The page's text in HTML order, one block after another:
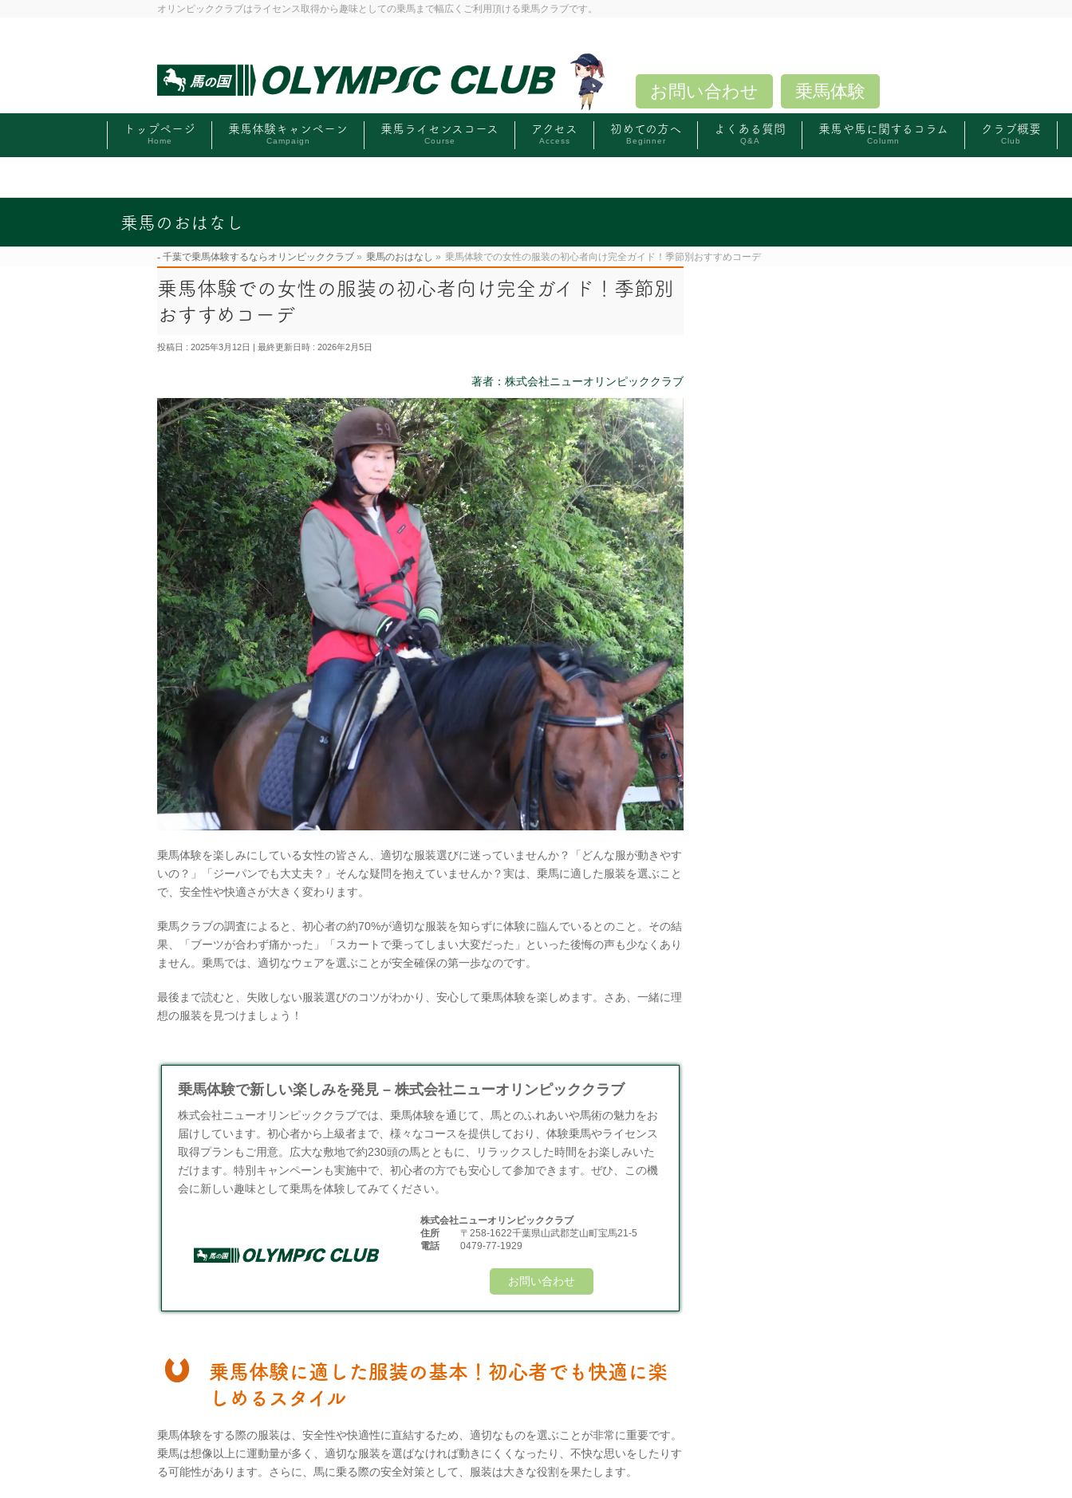
オリンピッククラブはライセンス取得から趣味としての乗馬まで幅広くご利用頂ける乗馬クラブです。
乗馬体験
お問い合わせ
トップページ
Home
乗馬体験キャンペーン
Campaign
乗馬ライセンスコース
Course
アクセス
Access
初めての方へ
Beginner
よくある質問
Q&A
乗馬や馬に関するコラム
Column
クラブ概要
Club
乗馬のおはなし
千葉で乗馬体験するならオリンピッククラブ » 乗馬のおはなし » 乗馬体験での女性の服装の初心者向け完全ガイド！季節別おすすめコーデ
乗馬体験での女性の服装の初心者向け完全ガイド！季節別
おすすめコーデ
投稿日 : 2025年3月12日 最終更新日時 : 2026年2月5日
著者：株式会社ニューオリンピッククラブ
乗馬体験を楽しみにしている女性の皆さん、適切な服装選びに迷っていませんか？「どんな服が動きやす
いの？」「ジーパンでも大丈夫？」そんな疑問を抱えていませんか？実は、乗馬に適した服装を選ぶこと
で、安全性や快適さが大きく変わります。
乗馬クラブの調査によると、初心者の約70%が適切な服装を知らずに体験に臨んでいるとのこと。その結
果、「ブーツが合わず痛かった」「スカートで乗ってしまい大変だった」といった後悔の声も少なくあり
ません。乗馬では、適切なウェアを選ぶことが安全確保の第一歩なのです。
最後まで読むと、失敗しない服装選びのコツがわかり、安心して乗馬体験を楽しめます。さあ、一緒に理
想の服装を見つけましょう！
乗馬体験で新しい楽しみを発見 – 株式会社ニューオリンピッククラブ
株式会社ニューオリンピッククラブでは、乗馬体験を通じて、馬とのふれあいや馬術の魅力をお
届けしています。初心者から上級者まで、様々なコースを提供しており、体験乗馬やライセンス
取得プランもご用意。広大な敷地で約230頭の馬とともに、リラックスした時間をお楽しみいた
だけます。特別キャンペーンも実施中で、初心者の方でも安心して参加できます。ぜひ、この機
会に新しい趣味として乗馬を体験してみてください。
株式会社ニューオリンピッククラブ
住所
〒258-1622千葉県山武郡芝山町宝馬21-5
電話
0479-77-1929
お問い合わせ
乗馬体験に適した服装の基本！初心者でも快適に楽
しめるスタイル
乗馬体験をする際の服装は、安全性や快適性に直結するため、適切なものを選ぶことが非常に重要です。
乗馬は想像以上に運動量が多く、適切な服装を選ばなければ動きにくくなったり、不快な思いをしたりす
る可能性があります。さらに、馬に乗る際の安全対策として、服装は大きな役割を果たします。